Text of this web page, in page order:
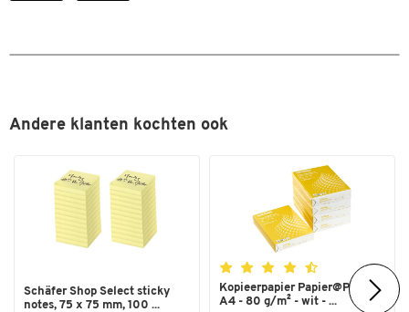
Andere klanten kochten ook
Schäfer Shop Select sticky
notes, 75 x 75 mm, 100 ...
Kopieerpapier Papier@Print -
A4 - 80 g/m² - wit - ...